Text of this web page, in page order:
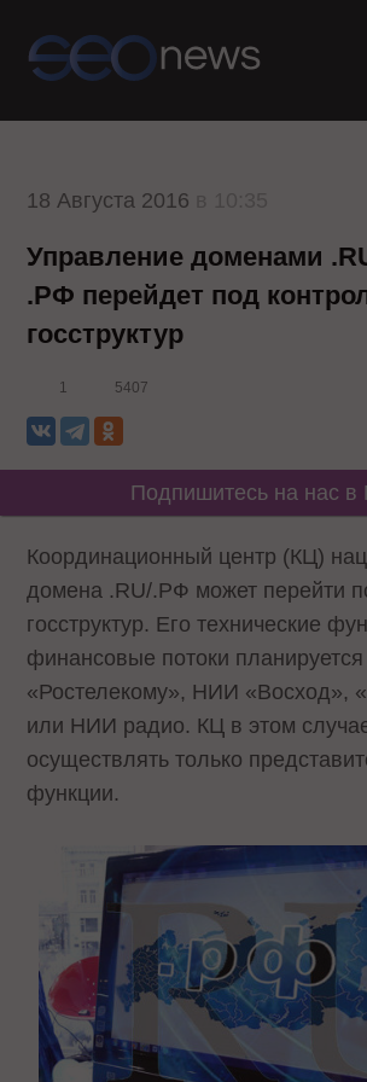
18 Августа 2016
Управление доменами
.РФ перейдет под
госструктур
1 5407
Подпишитесь на нас в
Координационный центр (КЦ)
домена .RU/.РФ может перейти
госструктур. Его технические
финансовые потоки
«Ростелекому», НИИ «Восход»,
или НИИ радио. КЦ в этом
осуществлять только
функции.